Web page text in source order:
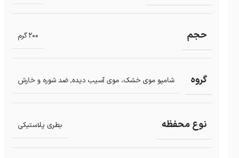
حجم 200 گرم
گروه شامپو موی خشک، موی آسیب دیده,ضد شوره و خارش
نوع محفظه بطری پلاستیکی